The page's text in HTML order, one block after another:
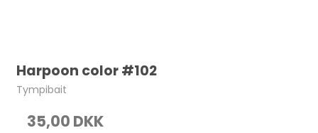
Harpoon color #102
Tympibait
35,00 DKK